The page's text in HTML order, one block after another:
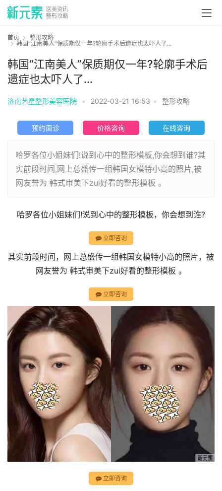
首页
整形攻略
韩国“江南美人”保质期仅一年?轮廓手术后遗症也太吓人了...
韩国“江南美人”保质期仅一年?轮廓手术后
遗症也太吓人了...
济南艺星整形美容医院 • 2022-03-21 16:53 • 整形攻略
预约面诊 价格咨询 在线咨询
哈罗各位小姐妹们!说到心中的整形模板,你会想到谁?其
实前段时间,网上总盛传一组韩国女模特小高的照片,被
网友誉为 韩式审美下zui好看的整形模板 。
哈罗各位小姐妹们!说到心中的整形模板，你会想到谁?
立即咨询
其实前段时间，网上总盛传一组韩国女模特小高的照片，被
网友誉为 韩式审美下zui好看的整形模板 。
立即咨询
立即咨询